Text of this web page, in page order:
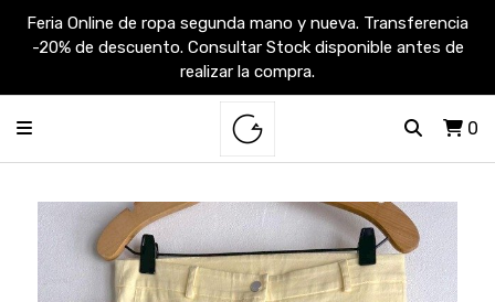
Feria Online de ropa segunda mano y nueva. Transferencia
-20% de descuento. Consultar Stock disponible antes de
realizar la compra.
0